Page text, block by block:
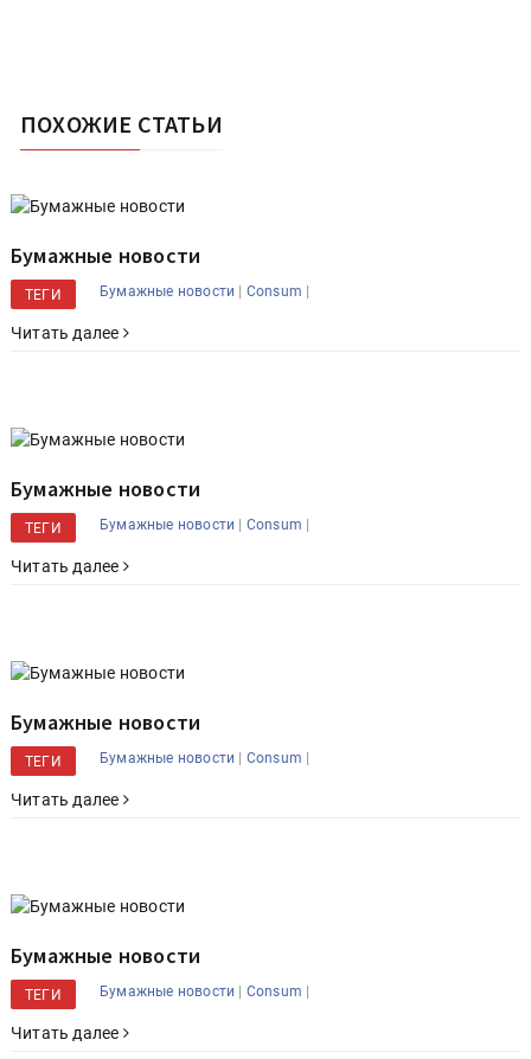
ПОХОЖИЕ СТАТЬИ
Бумажные новости
ТЕГИ Бумажные новости | Consum |
Читать далее
Бумажные новости
ТЕГИ Бумажные новости | Consum |
Читать далее
Бумажные новости
ТЕГИ Бумажные новости | Consum |
Читать далее
Бумажные новости
ТЕГИ Бумажные новости | Consum |
Читать далее